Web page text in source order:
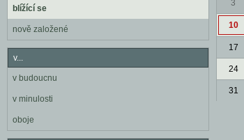
blížící se
nově založené
v...
v budoucnu
v minulosti
oboje
3
10
17
24
31